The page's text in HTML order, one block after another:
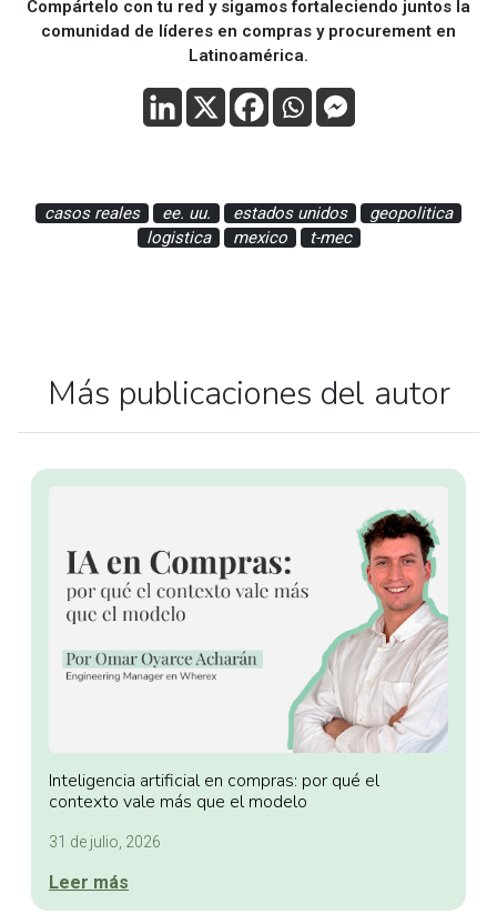
Compártelo con tu red y sigamos fortaleciendo juntos la
comunidad de líderes en compras y procurement en
Latinoamérica.
casos reales ee. uu. estados unidos
geopolitica
logistica
mexico t-mec
Más publicaciones del autor
Inteligencia artificial en compras: por qué el
contexto vale más que el modelo
31 de julio, 2026
Leer más